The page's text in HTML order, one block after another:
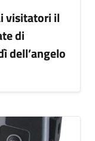
visitatori il
di
dell’angelo